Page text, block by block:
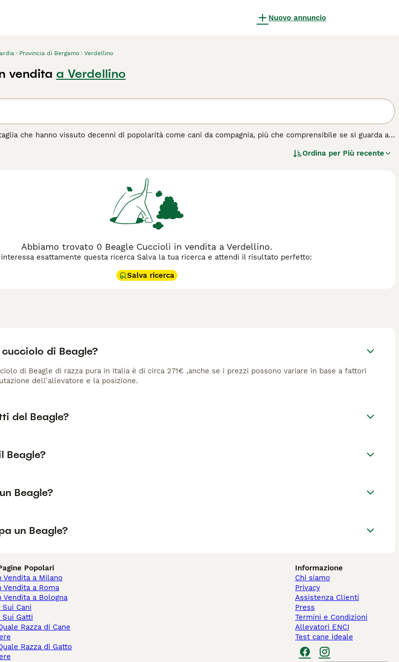
Nuovo annuncio
Provincia di Bergamo Verdellino
vendita a Verdellino
che hanno vissuto decenni di popolarità come cani da compagnia, più che comprensibile se si guarda a
se mantengono un forte istinto di caccia, i beagle sono noti per essere rilassati e felici anche in un
che accade in una famiglia, della quale diventano rapidamente membri preziosi.
per informazioni su questa razza di cane.
Ordina per Più recente
Abbiamo trovato 0 Beagle Cuccioli in vendita a Verdellino.
esattamente questa ricerca Salva la tua ricerca e attendi il risultato perfetto:
Salva ricerca
di Beagle?
di Beagle di razza pura in Italia è di circa 271€ ,anche se i prezzi possono variare in base a fattori
dell'allevatore e la posizione.
del Beagle?
Beagle?
Beagle?
un Beagle?
Popolari
Vendita a Milano
Vendita a Roma
Vendita a Bologna
Sui Cani
Sui Gatti
Razza di Cane
Razza di Gatto
Informazione
Chi siamo
Privacy
Assistenza Clienti
Press
Termini e Condizioni
Allevatori ENCI
Test cane ideale